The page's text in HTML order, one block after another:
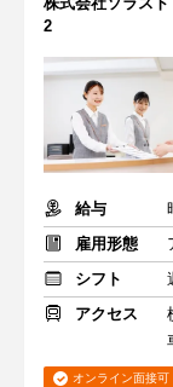
2
給与
雇用形態
シフト
アクセス
オンライン面接可